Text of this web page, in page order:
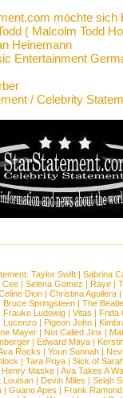
möchte sich
( Malcolm Todd
Heinemann
Entertainment
/ Celebrity
Taylor Swift | Sabrina
Cee |Selena Gomez |Raye |
Dion | Christina Aguilera |
|Bruce Springsteen |The
Frauke Ludowig | Vitas | Frida
Lucenzo | Pigeon John |
Mayer |Not Called Jinx |
| Edward Maya |
Rocks | Youn Sunnah |
| Tara Priya | Sick of
Henry Maske |Ava Takes A
Louisan |Devin Miles |Selah
|Guano Apes |Frank Ramond